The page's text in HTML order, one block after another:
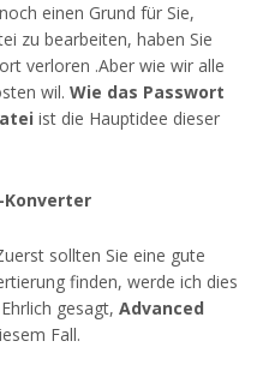
einen Grund für Sie,
zu bearbeiten, haben Sie
verloren .Aber wie wir alle
wil. Wie das Passwort
ist die Hauptidee dieser
Konverter
sollten Sie eine gute
finden, werde ich dies
gesagt, Advanced
Fall.